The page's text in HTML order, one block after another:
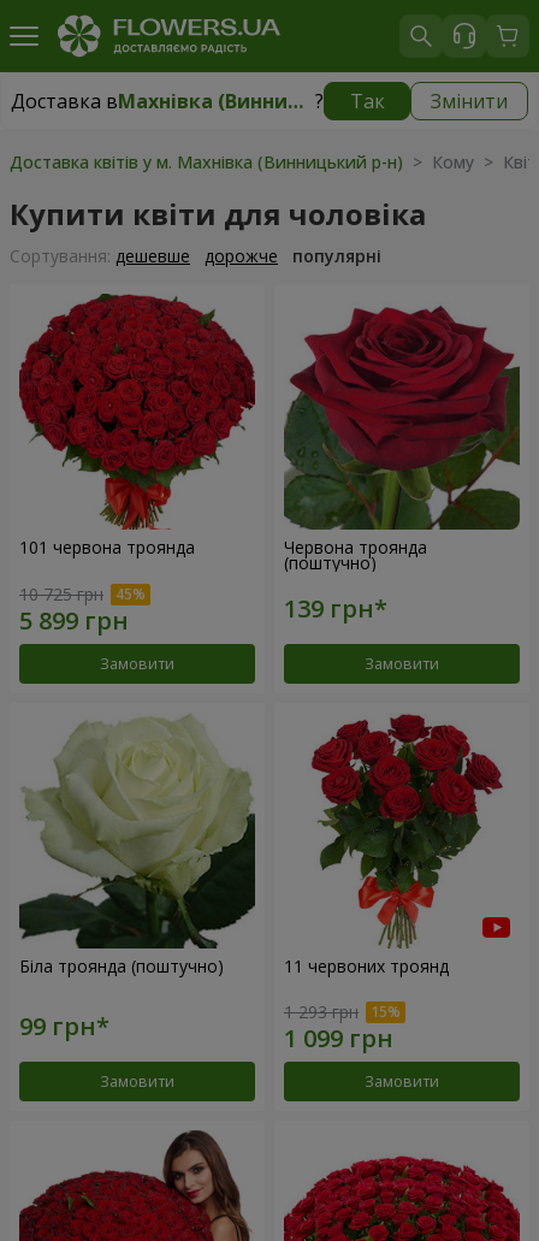
Доставка в Махнівка (Винницький р-н) ? Так Змінити
Доставка вМахнівка (Винницький р-н)| 900 грн
Доставка квітів у м. Махнівка (Винницький р-н) > Кому >
Купити квіти для чоловіка
Сортування: дешевше дорожче популярні
101 червона троянда
10 725 грн
Замовити
Червона троянда
(поштучно)
Замовити
Біла троянда (поштучно)
Замовити
11 червоних троянд
1 293 грн
Замовити